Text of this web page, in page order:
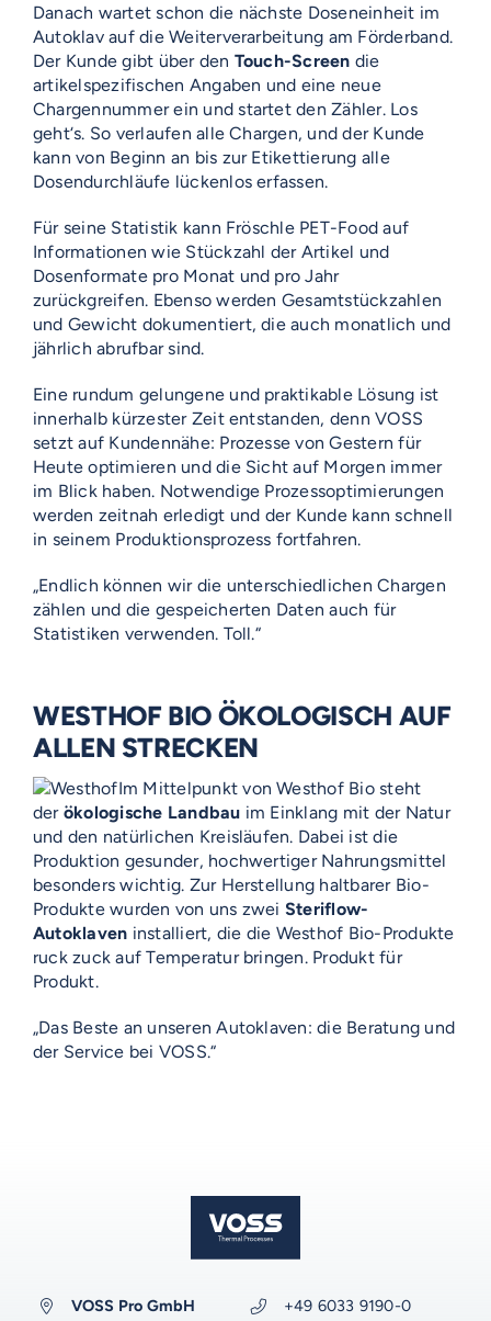
Danach wartet schon die nächste Doseneinheit im
Autoklav auf die Weiterverarbeitung am Förderband.
Der Kunde gibt über den Touch-Screen die
artikelspezifischen Angaben und eine neue
Chargennummer ein und startet den Zähler. Los
geht‘s. So verlaufen alle Chargen, und der Kunde
kann von Beginn an bis zur Etikettierung alle
Dosendurchläufe lückenlos erfassen.
Für seine Statistik kann Fröschle PET-Food auf
Informationen wie Stückzahl der Artikel und
Dosenformate pro Monat und pro Jahr
zurückgreifen. Ebenso werden Gesamtstückzahlen
und Gewicht dokumentiert, die auch monatlich und
jährlich abrufbar sind.
Eine rundum gelungene und praktikable Lösung ist
innerhalb kürzester Zeit entstanden, denn VOSS
setzt auf Kundennähe: Prozesse von Gestern für
Heute optimieren und die Sicht auf Morgen immer
im Blick haben. Notwendige Prozessoptimierungen
werden zeitnah erledigt und der Kunde kann schnell
in seinem Produk­tionsprozess fortfahren.
„Endlich können wir die unterschiedlichen Chargen
zählen und die gespeicherten Daten auch für
Statistiken verwenden. Toll.“
WESTHOF BIO ÖKOLOGISCH AUF
ALLEN STRECKEN
Im Mittelpunkt von Westhof Bio steht
der ökologische Landbau im Einklang mit der Natur
und den natürlichen Kreisläufen. Dabei ist die
Produktion gesunder, hochwertiger Nahrungsmittel
besonders wichtig. Zur Herstellung haltbarer Bio-
Produkte wurden von uns zwei Steriflow-
Autoklaven installiert, die die Westhof Bio-Produkte
ruck zuck auf Temperatur bringen. Produkt für
Produkt.
„Das Beste an unseren Autoklaven: die Beratung und
der Service bei VOSS.“
VOSS Pro GmbH
+49 6033 9190-0